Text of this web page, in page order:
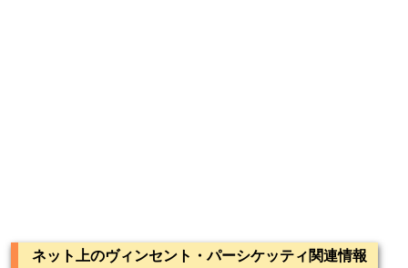
ネット上のヴィンセント・パーシケッティ関連情報